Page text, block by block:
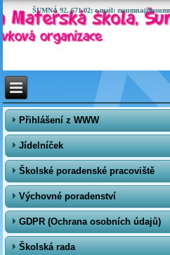
ŠUMNÁ 92, 671 02; e-mail:
Přihlášení z WWW
Jídelníček
Školské poradenské pracoviště
Výchovné poradenství
GDPR (Ochrana osobních údajů)
Školská rada